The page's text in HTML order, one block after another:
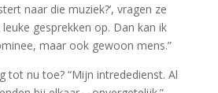
naar die muziek?’, vragen ze
gesprekken op. Dan kan ik
maar ook gewoon mens.”
tot nu toe? “Mijn intrededienst. Al